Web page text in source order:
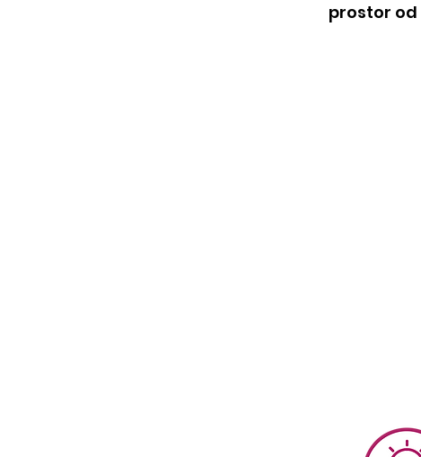
prostor